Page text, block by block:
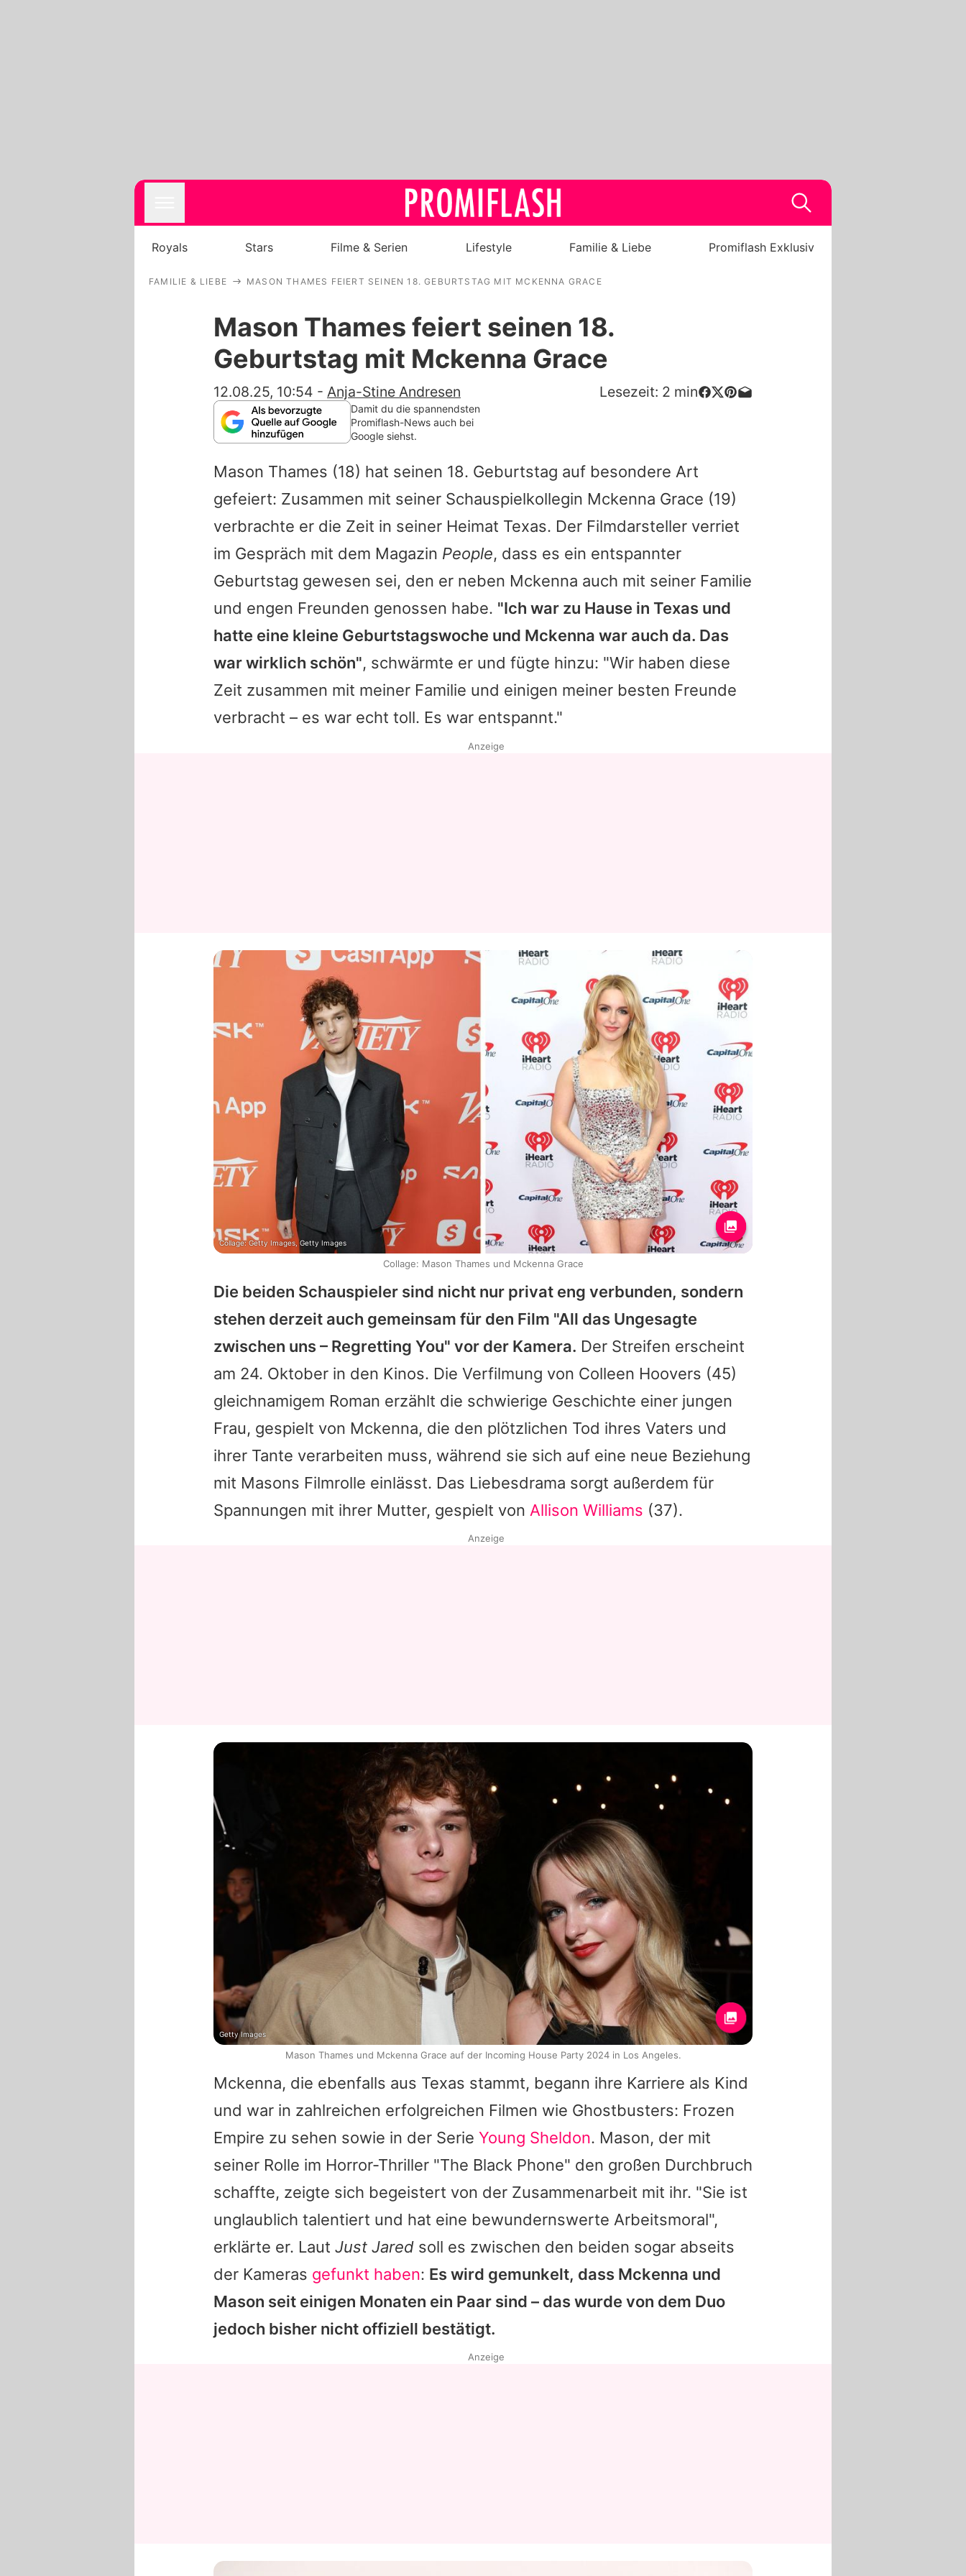
Royals
Stars
Filme & Serien
Familie & Liebe
Alle Themen auf Promiflash
App runterladen
Team
Redaktionelle Richtlinien
Impressum
Datenschutzerklärung
Nutzungsbedingungen
Utiq verwalten
Royals Stars Filme & Serien Lifestyle Familie & Liebe Promiflash Exklusiv
FAMILIE & LIEBE MASON THAMES FEIERT SEINEN 18. GEBURTSTAG MIT MCKENNA GRACE
Mason Thames feiert seinen 18.
Geburtstag mit Mckenna Grace
12.08.25, 10:54 - Anja-Stine Andresen Lesezeit: 2 min
Damit du die spannendsten
Promiflash-News auch bei
Google siehst.
Mason Thames (18) hat seinen 18. Geburtstag auf besondere Art
gefeiert: Zusammen mit seiner Schauspielkollegin Mckenna Grace (19)
verbrachte er die Zeit in seiner Heimat Texas. Der Filmdarsteller verriet
im Gespräch mit dem Magazin People, dass es ein entspannter
Geburtstag gewesen sei, den er neben Mckenna auch mit seiner Familie
und engen Freunden genossen habe. "Ich war zu Hause in Texas und
hatte eine kleine Geburtstagswoche und Mckenna war auch da. Das
war wirklich schön", schwärmte er und fügte hinzu: "Wir haben diese
Zeit zusammen mit meiner Familie und einigen meiner besten Freunde
verbracht – es war echt toll. Es war entspannt."
Die beiden Schauspieler sind nicht nur privat eng verbunden, sondern
stehen derzeit auch gemeinsam für den Film "All das Ungesagte
zwischen uns – Regretting You" vor der Kamera. Der Streifen erscheint
am 24. Oktober in den Kinos. Die Verfilmung von Colleen Hoovers (45)
gleichnamigem Roman erzählt die schwierige Geschichte einer jungen
Frau, gespielt von Mckenna, die den plötzlichen Tod ihres Vaters und
ihrer Tante verarbeiten muss, während sie sich auf eine neue Beziehung
mit Masons Filmrolle einlässt. Das Liebesdrama sorgt außerdem für
Spannungen mit ihrer Mutter, gespielt von Allison Williams (37).
Mckenna, die ebenfalls aus Texas stammt, begann ihre Karriere als Kind
und war in zahlreichen erfolgreichen Filmen wie Ghostbusters: Frozen
Empire zu sehen sowie in der Serie Young Sheldon. Mason, der mit
seiner Rolle im Horror-Thriller "The Black Phone" den großen Durchbruch
schaffte, zeigte sich begeistert von der Zusammenarbeit mit ihr. "Sie ist
unglaublich talentiert und hat eine bewundernswerte Arbeitsmoral",
erklärte er. Laut Just Jared soll es zwischen den beiden sogar abseits
der Kameras gefunkt haben: Es wird gemunkelt, dass Mckenna und
Mason seit einigen Monaten ein Paar sind – das wurde von dem Duo
jedoch bisher nicht offiziell bestätigt.
Anzeige
Collage: Getty Images, Getty Images
Collage: Mason Thames und Mckenna Grace
Anzeige
Getty Images
Mason Thames und Mckenna Grace auf der Incoming House Party 2024 in Los Angeles.
Anzeige